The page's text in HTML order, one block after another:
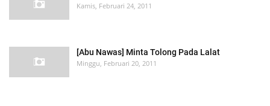
Kamis, Februari 24, 2011
[Abu Nawas] Minta Tolong Pada Lalat
Minggu, Februari 20, 2011